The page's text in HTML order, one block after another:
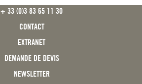
+ 33 (0)3 83 65 11 30
CONTACT
EXTRANET
DEMANDE DE DEVIS
NEWSLETTER